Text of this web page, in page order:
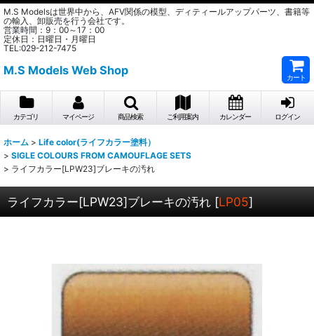
M.S Modelsは世界中から、AFV関係の模型、ディティールアップパーツ、書籍等
の輸入、卸販売を行う会社です。
営業時間：9：00～17：00
定休日：日曜日・月曜日
TEL:029-212-7475
M.S Models Web Shop
カート
カテゴリ マイページ 商品検索 ご利用案内 カレンダー ログイン
ホーム > Life color(ライフカラー塗料）
> SIGLE COLOURS FROM CAMOUFLAGE SETS
> ライフカラー[LPW23]ブレーキの汚れ
ライフカラー[LPW23]ブレーキの汚れ [LP05]